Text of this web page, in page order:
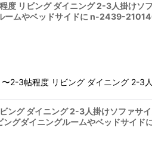
リビング ダイニング 2-3人掛けソ
ルームやベッドサイドに n-2439-
2-3帖程度 リビング ダイニング 2-3
グ ダイニング 2-3人掛けソファサ
ングダイニングルームやベッドサ